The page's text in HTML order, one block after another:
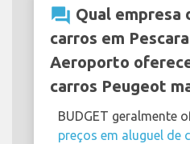
question_answer Qual empresa
carros em
Aeroporto
carros Peugeot
BUDGET geralmente
preços em aluguel de